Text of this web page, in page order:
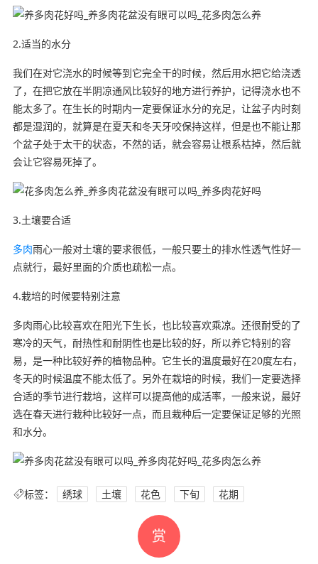
2.适当的水分
我们在对它浇水的时候等到它完全干的时候，然后用水把它给浇透
了，在把它放在半阴凉通风比较好的地方进行养护，记得浇水也不
能太多了。在生长的时期内一定要保证水分的充足，让盆子内时刻
都是湿润的，就算是在夏天和冬天牙咬保持这样，但是也不能让那
个盆子处于太干的状态，不然的话，就会容易让根系枯掉，然后就
会让它容易死掉了。
3.土壤要合适
多肉雨心一般对土壤的要求很低，一般只要土的排水性透气性好一
点就行，最好里面的介质也疏松一点。
4.栽培的时候要特别注意
多肉雨心比较喜欢在阳光下生长，也比较喜欢乘凉。还很耐受的了
寒冷的天气，耐热性和耐阴性也是比较的好，所以养它特别的容
易，是一种比较好养的植物品种。它生长的温度最好在20度左右，
冬天的时候温度不能太低了。另外在栽培的时候，我们一定要选择
合适的季节进行栽培，这样可以提高他的成活率，一般来说，最好
选在春天进行栽种比较好一点，而且栽种后一定要保证足够的光照
和水分。
标签： 绣球 土壤 花色 下旬 花期
赏